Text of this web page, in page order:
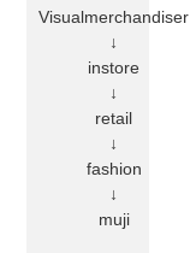
Visualmerchandiser
↓
instore
↓
retail
↓
fashion
↓
muji